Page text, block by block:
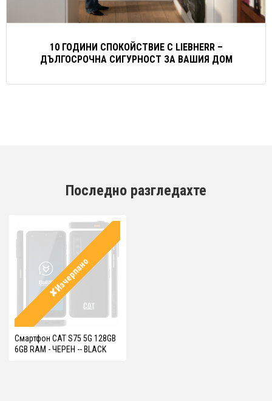
10 ГОДИНИ СПОКОЙСТВИЕ С LIEBHERR –
ДЪЛГОСРОЧНА СИГУРНОСТ ЗА ВАШИЯ ДОМ
Последно разгледахте
✘Изчерпано
Смартфон CAT S75 5G 128GB
6GB RAM - ЧЕРЕН -- BLACK